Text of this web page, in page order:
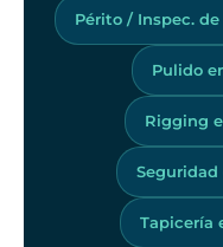
Périto / Inspec.
Pulido
Rigging
Tapicería